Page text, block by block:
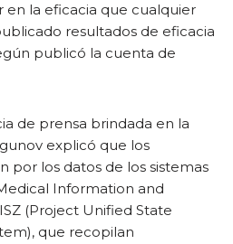
en la eficacia que cualquier
resultados de eficacia
publicó la cuenta de
de prensa brindada en la
explicó que los
por los datos de los sistemas
Information and
(Project Unified State
que recopilan